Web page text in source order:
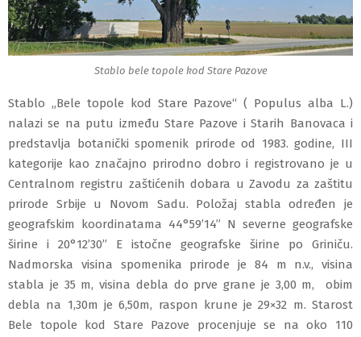
Stablo bele topole kod Stare Pazove
Stablo „Bele topole kod Stare Pazove“ ( Populus alba L.)
nalazi se na putu između Stare Pazove i Starih Banovaca i
predstavlja botanički spomenik prirode od 1983. godine, III
kategorije kao značajno prirodno dobro i registrovano je u
Centralnom registru zaštićenih dobara u Zavodu za zaštitu
prirode Srbije u Novom Sadu. Položaj stabla određen je
geografskim koordinatama 44°59’14’’ N severne geografske
širine i 20°12’30’’ E istočne geografske širine po Griniču.
Nadmorska visina spomenika prirode je 84 m n.v., visina
stabla je 35 m, visina debla do prve grane je 3,00 m, obim
debla na 1,30m je 6,50m, raspon krune je 29×32 m. Starost
Bele topole kod Stare Pazove procenjuje se na oko 110